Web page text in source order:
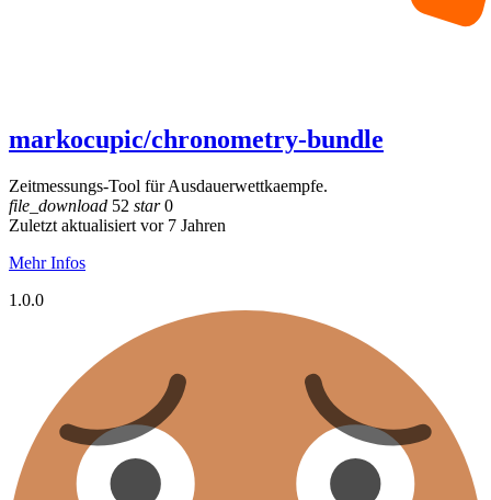
markocupic/chronometry-bundle
Zeitmessungs-Tool für Ausdauerwettkaempfe.
file_download 52 star0
Zuletzt aktualisiert vor 7 Jahren
Mehr Infos
1.0.0